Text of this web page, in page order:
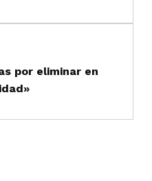
por eliminar en